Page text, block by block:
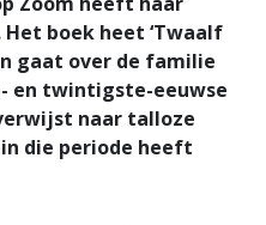
boek heet ‘Twaalf
gaat over de familie
en twintigste-eeuwse
naar talloze
die periode heeft